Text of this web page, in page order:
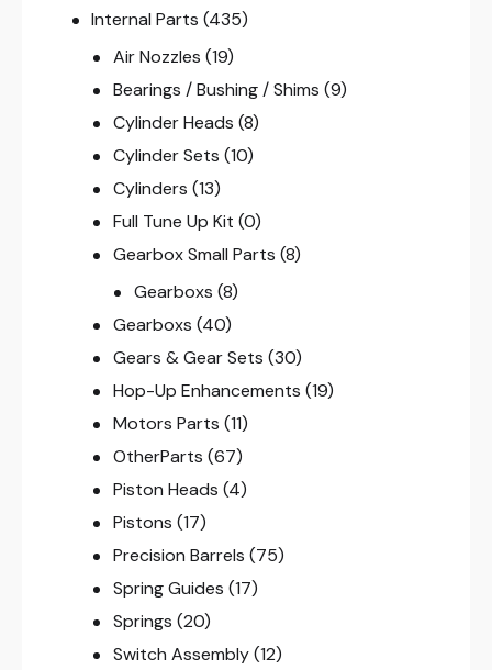
Internal Parts (435)
Air Nozzles (19)
Bearings / Bushing / Shims (9)
Cylinder Heads (8)
Cylinder Sets (10)
Cylinders (13)
Full Tune Up Kit (0)
Gearbox Small Parts (8)
Gearboxs (8)
Gearboxs (40)
Gears & Gear Sets (30)
Hop-Up Enhancements (19)
Motors Parts (11)
OtherParts (67)
Piston Heads (4)
Pistons (17)
Precision Barrels (75)
Spring Guides (17)
Springs (20)
Switch Assembly (12)